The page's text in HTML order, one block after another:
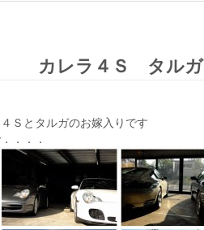
カレラ４Ｓ タルガ
Ｓとタルガのお嫁入りです
．．．